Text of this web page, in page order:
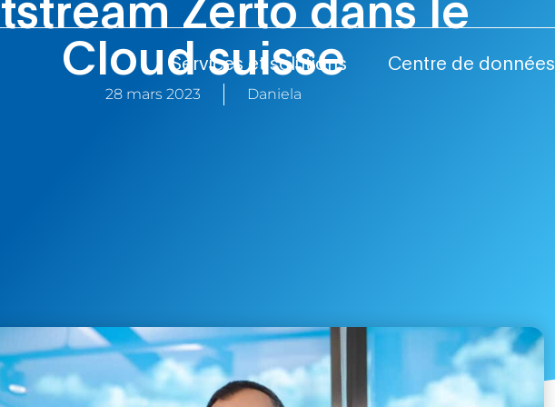
Services et solutions Centre de données
Zerto dans le
Cloud suisse
28 mars 2023 Daniela